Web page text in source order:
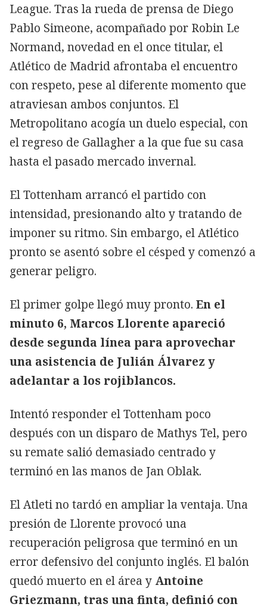
League. Tras la rueda de prensa de Diego
Pablo Simeone, acompañado por Robin Le
Normand, novedad en el once titular, el
Atlético de Madrid afrontaba el encuentro
con respeto, pese al diferente momento que
atraviesan ambos conjuntos. El
Metropolitano acogía un duelo especial, con
el regreso de Gallagher a la que fue su casa
hasta el pasado mercado invernal.
El Tottenham arrancó el partido con
intensidad, presionando alto y tratando de
imponer su ritmo. Sin embargo, el Atlético
pronto se asentó sobre el césped y comenzó a
generar peligro.
El primer golpe llegó muy pronto. En el
minuto 6, Marcos Llorente apareció
desde segunda línea para aprovechar
una asistencia de Julián Álvarez y
adelantar a los rojiblancos.
Intentó responder el Tottenham poco
después con un disparo de Mathys Tel, pero
su remate salió demasiado centrado y
terminó en las manos de Jan Oblak.
El Atleti no tardó en ampliar la ventaja. Una
presión de Llorente provocó una
recuperación peligrosa que terminó en un
error defensivo del conjunto inglés. El balón
quedó muerto en el área y Antoine
Griezmann, tras una finta, definió con